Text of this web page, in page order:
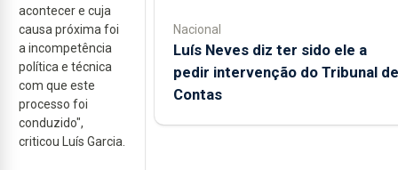
acontecer e cuja
causa próxima foi
a incompetência
política e técnica
com que este
processo foi
conduzido",
criticou Luís Garcia.
Nacional
Luís Neves diz ter sido ele a
pedir intervenção do Tribunal de
Contas